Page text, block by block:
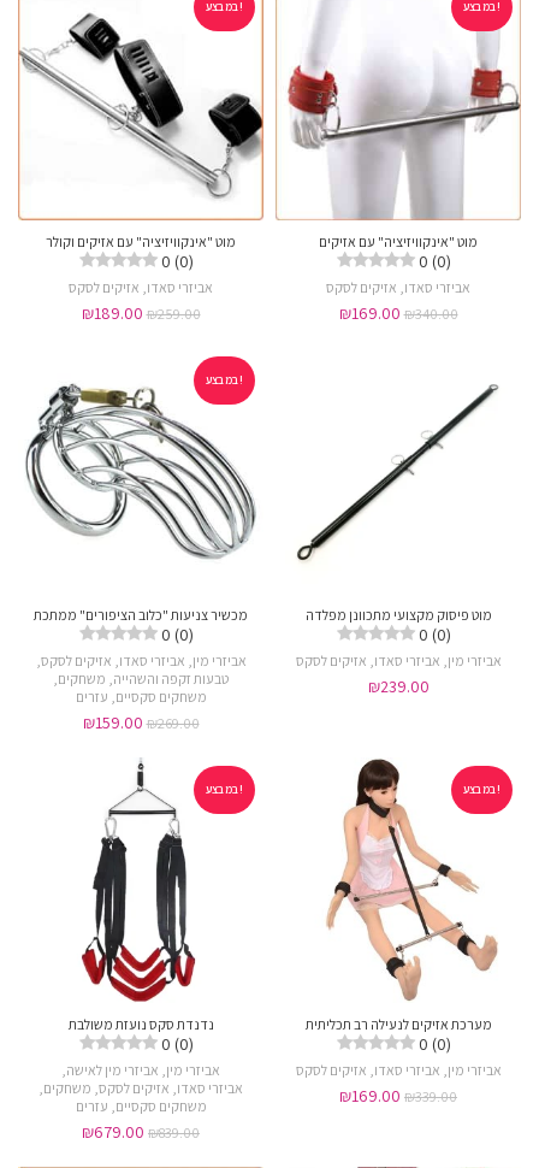
במבצע!
מוט "אינקוויזיציה" עם אזיקים
0 (0)
אביזרי סאדו, אזיקים לסקס
₪340.00
₪169.00
במבצע!
מוט "אינקוויזיציה" עם אזיקים וקולר
0 (0)
אביזרי סאדו, אזיקים לסקס
₪259.00
₪189.00
מוט פיסוק מקצועי מתכוונן מפלדה
0 (0)
אביזרי מין, אביזרי סאדו, אזיקים לסקס
₪239.00
במבצע!
מכשיר צניעות "כלוב הציפורים" ממתכת
0 (0)
אביזרי מין, אביזרי סאדו, אזיקים לסקס,
טבעות זקפה והשהייה, משחקים,
משחקים סקסיים, עזרים
₪269.00
₪159.00
במבצע!
מערכת אזיקים לנעילה רב תכליתית
0 (0)
אביזרי מין, אביזרי סאדו, אזיקים לסקס
₪339.00
₪169.00
במבצע!
נדנדת סקס נועזת משולבת
0 (0)
אביזרי מין, אביזרי מין לאישה,
אביזרי סאדו, אזיקים לסקס, משחקים,
משחקים סקסיים, עזרים
₪839.00
₪679.00